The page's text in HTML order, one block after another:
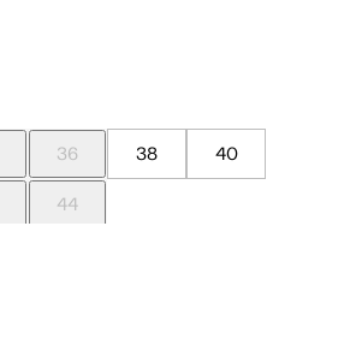
36 38 40
44